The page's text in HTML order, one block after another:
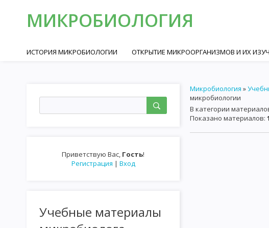
МИКРОБИОЛОГИЯ
ИСТОРИЯ МИКРОБИОЛОГИИ ОТКРЫТИЕ МИКРООРГАНИЗМОВ И ИХ
МИКРОБИОЛОГИЯ В БОРЬБЕ С ИНФЕКЦИОННЫМИ ЗАБОЛЕВАНИЯМИ
МИКОПЛАЗМЫ СПИРОХЕТЫ РИККЕТСИИ ВИРУСЫ
МИКРОСКОПИЯ В ТЕМНОМ ПОЛЕ
ФИЗИОЛОГИЯ МИКРООРГАНИЗМОВ
МЕТОД КУЛЬТИВИРОВАНИЯ И ПОЛУЧЕНИЯ ЧИСТЫХ КУЛЬТУР АЭРОБОВ
Приветствую Вас, Гость!
Регистрация | Вход
Учебные материалы
Микробиология »
микробиологии
В категории
Показано материалов: